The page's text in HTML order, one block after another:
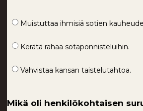
Muistuttaa ihmisiä sotien
Kerätä rahaa sotaponnisteluihin.
Vahvistaa kansan taistelutahtoa.
Mikä oli henkilökohtaisen